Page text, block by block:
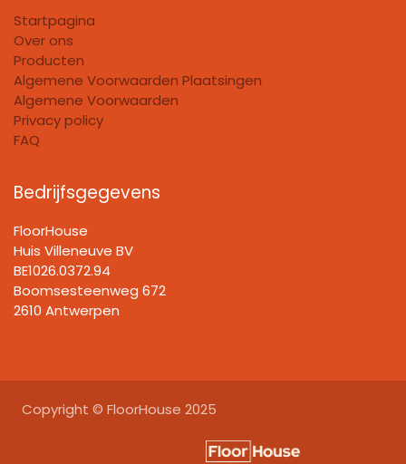
Startpagina
Over ons
Producten
Algemene Voorwaarden Plaatsingen
Algemene Voorwaarden
Privacy policy
FAQ
Bedrijfsgegevens
FloorHouse
Huis Villeneuve BV​
BE1026.0372.94
Boomsesteenweg 672
2610 Antwerpen
Copyright © FloorHouse 2025